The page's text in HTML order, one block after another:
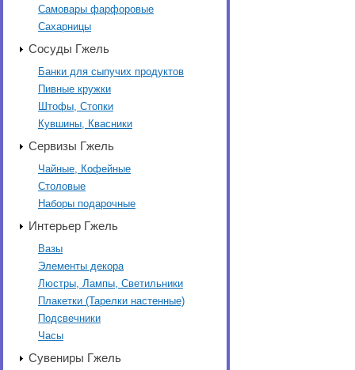
Самовары фарфоровые
Сахарницы
Сосуды Гжель
Банки для сыпучих продуктов
Пивные кружки
Штофы, Стопки
Кувшины, Квасники
Сервизы Гжель
Чайные, Кофейные
Столовые
Наборы подарочные
Интерьер Гжель
Вазы
Элементы декора
Люстры, Лампы, Светильники
Плакетки (Тарелки настенные)
Подсвечники
Часы
Сувениры Гжель